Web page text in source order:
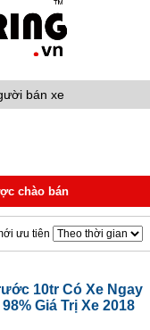
bán xe
chào bán
ưu tiên
10tr Có Xe Ngay
Giá Trị Xe 2018